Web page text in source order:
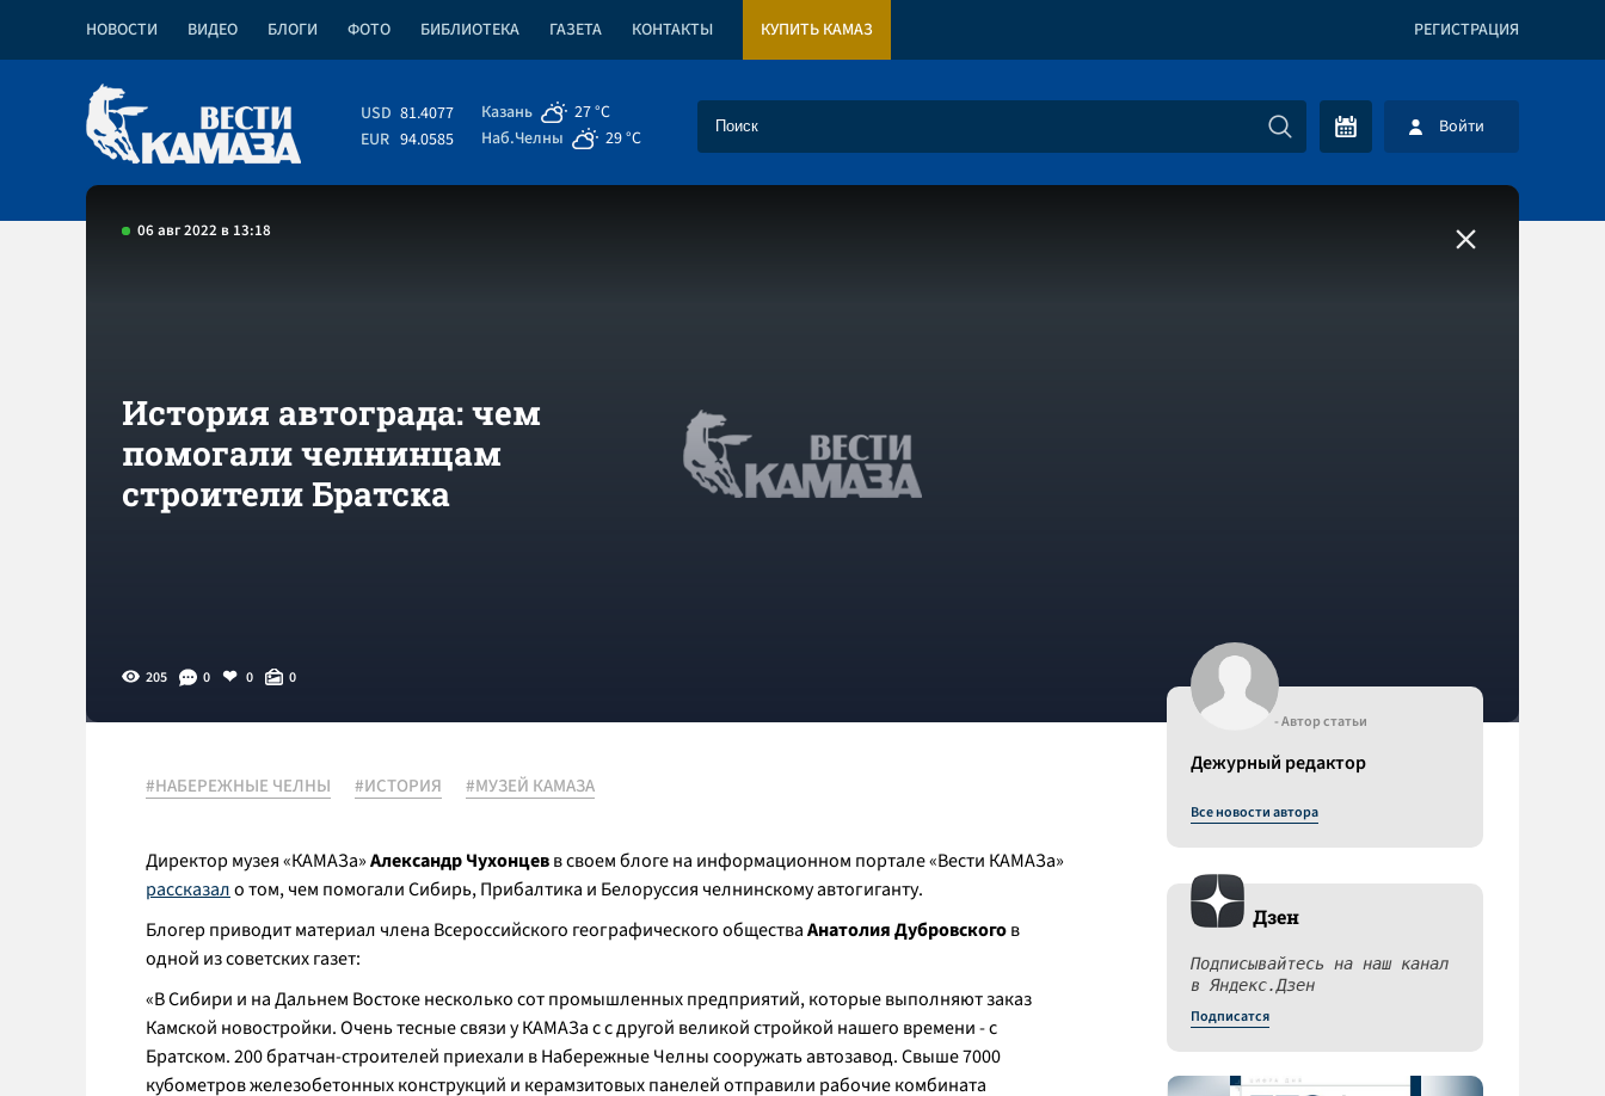
НОВОСТИ ВИДЕО БЛОГИ ФОТО БИБЛИОТЕКА ГАЗЕТА КОНТАКТЫ КУПИТЬ КАМАЗ РЕГИСТРАЦИЯ
USD 81.4077
EUR 94.0585
Казань
27 °C
Наб.Челны
29 °C Войти
06 авг 2022 в 13:18
История автограда: чем
помогали челнинцам
строители Братска
205 0 0 0
#НАБЕРЕЖНЫЕ ЧЕЛНЫ #ИСТОРИЯ #МУЗЕЙ КАМАЗА
Директор музея «КАМАЗа»Александр Чухонцевв своем блоге на информационном портале «Вести КАМАЗа»
рассказало том, чем помогали Сибирь, Прибалтика и Белоруссия челнинскому автогиганту.
Блогер приводит материал члена Всероссийского географического обществаАнатолия Дубровскогов
одной из советских газет:
«В Сибири и на Дальнем Востоке несколько сот промышленных предприятий, которые выполняют заказ
Камской новостройки. Очень тесные связи у КАМАЗа с с другой великой стройкой нашего времени - с
Братском. 200 братчан-строителей приехали в Набережные Челны сооружать автозавод. Свыше 7000
кубометров железобетонных конструкций и керамзитовых панелей отправили рабочие комбината
- Автор статьи
Дежурный редактор
Все новости автора
Дзен
Подписывайтесь на наш канал
в Яндекс.Дзен
Подписатся